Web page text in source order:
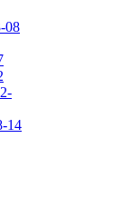
08
14